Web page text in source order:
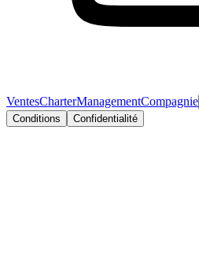
VentesCharterManagementCompagnie
Conditions
Confidentialité